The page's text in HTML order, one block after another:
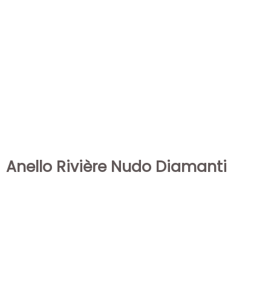
Anello Rivière Nudo Diamanti